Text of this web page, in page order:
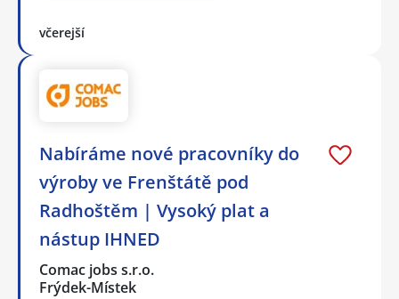
včerejší
Nabíráme nové pracovníky do
výroby ve Frenštátě pod
Radhoštěm | Vysoký plat a
nástup IHNED
Comac jobs s.r.o.
Frýdek-Místek